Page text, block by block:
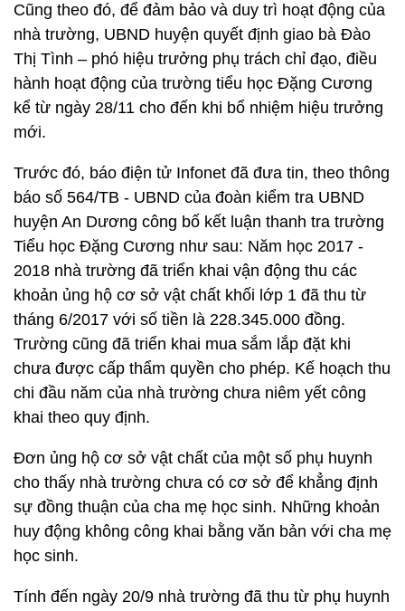
Cũng theo đó, để đảm bảo và duy trì hoạt động của
nhà trường, UBND huyện quyết định giao bà Đào
Thị Tình – phó hiệu trưởng phụ trách chỉ đạo, điều
hành hoạt động của trường tiểu học Đặng Cương
kể từ ngày 28/11 cho đến khi bổ nhiệm hiệu trưởng
mới.
Trước đó, báo điện tử Infonet đã đưa tin, theo thông
báo số 564/TB - UBND của đoàn kiểm tra UBND
huyện An Dương công bố kết luận thanh tra trường
Tiểu học Đặng Cương như sau: Năm học 2017 -
2018 nhà trường đã triển khai vận động thu các
khoản ủng hộ cơ sở vật chất khối lớp 1 đã thu từ
tháng 6/2017 với số tiền là 228.345.000 đồng.
Trường cũng đã triển khai mua sắm lắp đặt khi
chưa được cấp thẩm quyền cho phép. Kế hoạch thu
chi đầu năm của nhà trường chưa niêm yết công
khai theo quy định.
Đơn ủng hộ cơ sở vật chất của một số phụ huynh
cho thấy nhà trường chưa có cơ sở để khẳng định
sự đồng thuận của cha mẹ học sinh. Những khoản
huy động không công khai bằng văn bản với cha mẹ
học sinh.
Tính đến ngày 20/9 nhà trường đã thu từ phụ huynh